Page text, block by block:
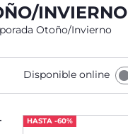
INVIERNO
Otoño/Invierno
Disponible online
HASTA -60%